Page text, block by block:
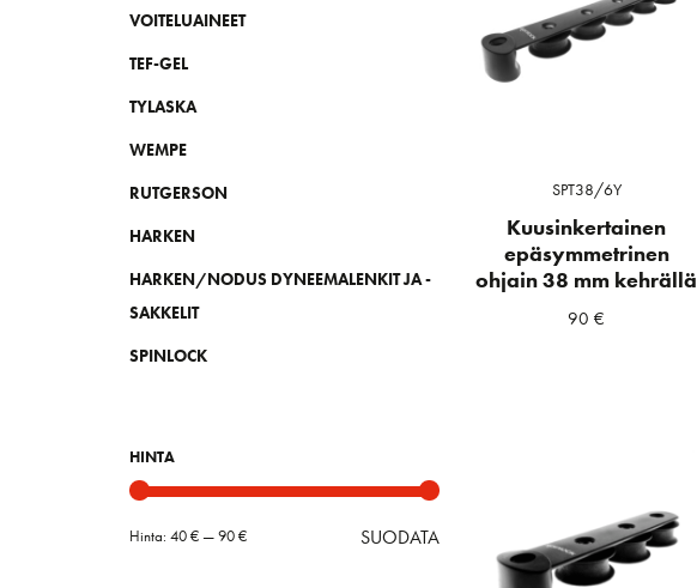
VOITELUAINEET
TEF-GEL
TYLASKA
WEMPE
RUTGERSON
HARKEN
HARKEN/NODUS DYNEEMALENKIT JA -
SAKKELIT
SPINLOCK
HINTA
Minimihinta
Maksimihinta
SUODATA
Hinta: 40 €—90 €
SPT38/6Y
Kuusinkertainen
epäsymmetrinen
ohjain 38 mm kehrällä
90€